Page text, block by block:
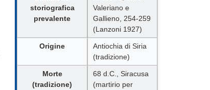
storiografica
prevalente
Valeriano e
Gallieno, 254-259
(Lanzoni 1927)
Origine
Antiochia di Siria
(tradizione)
Morte
(tradizione)
68 d.C., Siracusa
(martirio per